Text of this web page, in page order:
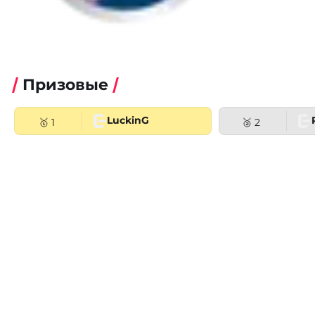
Призовые
🥇 1 LuckinG 🥈 2